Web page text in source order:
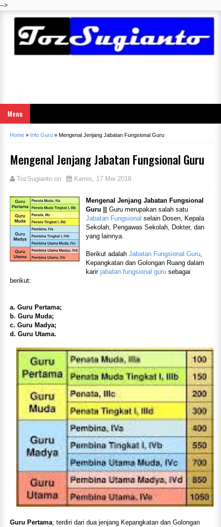
-->
Menu
Home » Info Guru » Mengenal Jenjang Jabatan Fungsional Guru
Mengenal Jenjang Jabatan Fungsional Guru
TozSugianto on Kamis, 17 Mei 2018
Mengenal Jenjang Jabatan Fungsional
Guru ||
Guru merupakan salah satu
Jabatan Fungsional selain Dosen, Kepala
Sekolah, Pengawas Sekolah, Dokter, dan
yang lainnya.
Berikut adalah Jabatan Fungsional Guru,
Kepangkatan dan Golongan Ruang dalam
karir jabatan fungsional guru sebagai
berikut:
a. Guru Pertama;
b. Guru Muda;
c. Guru Madya;
d. Guru Utama.
Guru Pertama; terdiri dari dua jenjang Kepangkatan dan Golongan